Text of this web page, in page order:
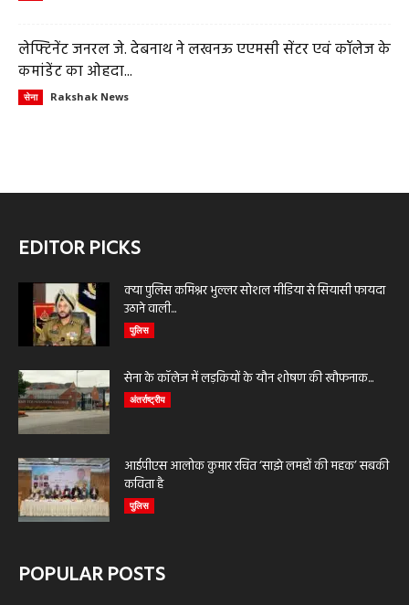
लेफ्टिनेंट जनरल जे. देबनाथ ने लखनऊ एएमसी सेंटर एवं कॉलेज के
कमांडेंट का ओहदा...
सेना Rakshak News
EDITOR PICKS
क्या पुलिस कमिश्नर भुल्लर सोशल मीडिया से सियासी फायदा
उठाने वाली...
पुलिस
सेना के कॉलेज में लड़कियों के यौन शोषण की खौफनाक...
अंतर्राष्ट्रीय
आईपीएस आलोक कुमार रचित ‘साझे लमहों की महक’ सबकी
कविता है
पुलिस
POPULAR POSTS